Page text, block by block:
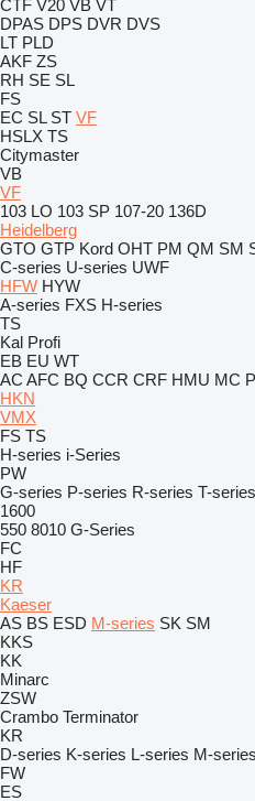
CTF V20 VB VT
DPAS DPS DVR DVS
LT PLD
AKF ZS
RH SE SL
FS
EC SL ST VF
HSLX TS
Citymaster
VB
VF
103 LO 103 SP 107-20 136D
Heidelberg
GTO GTP Kord OHT PM QM SM
C-series U-series UWF
HFW HYW
A-series FXS H-series
TS
Kal Profi
EB EU WT
AC AFC BQ CCR CRF HMU MC
HKN
VMX
FS TS
H-series i-Series
PW
G-series P-series R-series T-series
1600
550 8010 G-Series
FC
HF
KR
Kaeser
AS BS ESD M-series SK SM
KKS
KK
Minarc
ZSW
Crambo Terminator
KR
D-series K-series L-series M-series
FW
ES